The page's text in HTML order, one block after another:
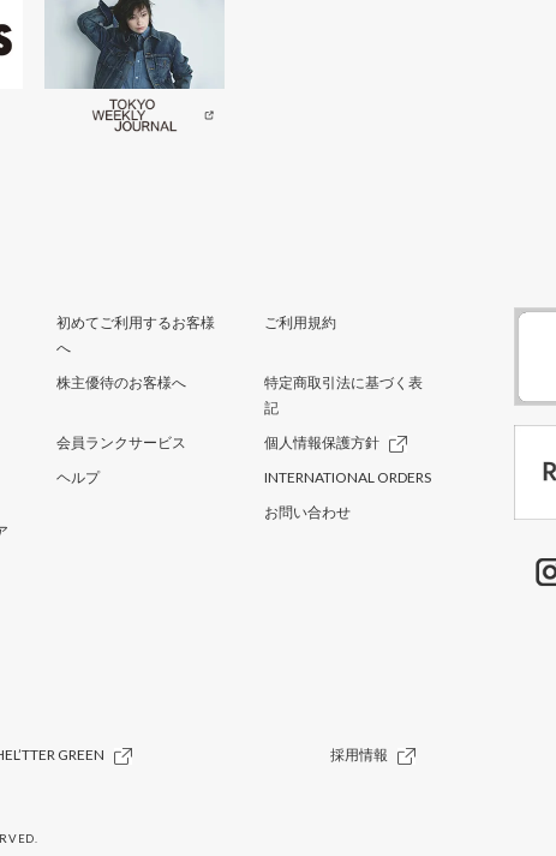
初めてご利用するお客様
へ
ご利用規約
株主優待のお客様へ
特定商取引法に基づく表
記
会員ランクサービス
個人情報保護方針
ヘルプ
INTERNATIONAL ORDERS
お問い合わせ
GREEN 採用情報